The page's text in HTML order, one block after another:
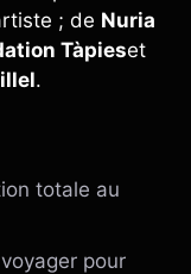
; de Nuria
Tàpieset
.
totale au
pour